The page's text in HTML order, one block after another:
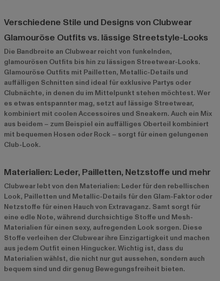
Verschiedene Stile und Designs von Clubwear
Glamouröse Outfits vs. lässige Streetstyle-Looks
Die Bandbreite an Clubwear reicht von funkelnden,
glamourösen Outfits bis hin zu lässigen Streetwear-Looks.
Glamouröse Outfits mit Pailletten, Metallic-Details und
auffälligen Schnitten sind ideal für exklusive Partys oder
Clubnächte, in denen du im Mittelpunkt stehen möchtest. Wer
es etwas entspannter mag, setzt auf lässige Streetwear,
kombiniert mit coolen Accessoires und Sneakern. Auch ein Mix
aus beidem – zum Beispiel ein auffälliges Oberteil kombiniert
mit bequemen Hosen oder Rock – sorgt für einen gelungenen
Club-Look.
Materialien: Leder, Pailletten, Netzstoffe und mehr
Clubwear lebt von den Materialien: Leder für den rebellischen
Look, Pailletten und Metallic-Details für den Glam-Faktor oder
Netzstoffe für einen Hauch von Extravaganz. Samt sorgt für
eine edle Note, während durchsichtige Stoffe und Mesh-
Materialien für einen sexy, aufregenden Look sorgen. Diese
Stoffe verleihen der Clubwear ihre Einzigartigkeit und machen
aus jedem Outfit einen Hingucker. Wichtig ist, dass du
Materialien wählst, die nicht nur gut aussehen, sondern auch
bequem sind und dir genug Bewegungsfreiheit bieten.